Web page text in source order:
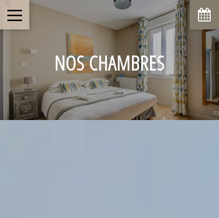
NOS CHAMBRES